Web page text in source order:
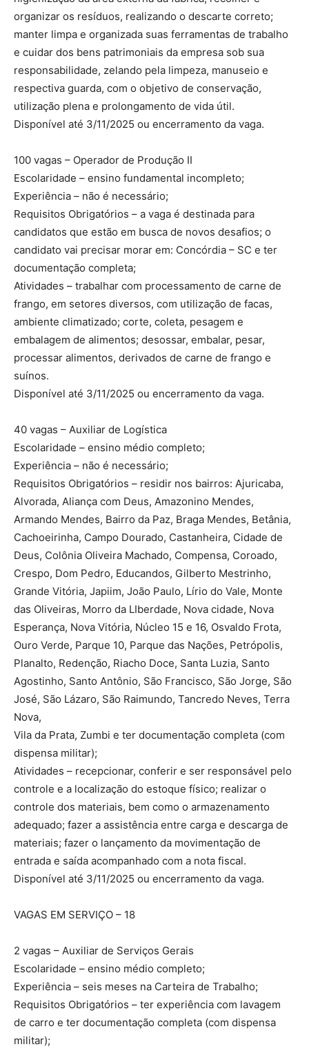
organizar os resíduos, realizando o descarte correto;
manter limpa e organizada suas ferramentas de trabalho
e cuidar dos bens patrimoniais da empresa sob sua
responsabilidade, zelando pela limpeza, manuseio e
respectiva guarda, com o objetivo de conservação,
utilização plena e prolongamento de vida útil.
Disponível até 3/11/2025 ou encerramento da vaga.
100 vagas – Operador de Produção II
Escolaridade – ensino fundamental incompleto;
Experiência – não é necessário;
Requisitos Obrigatórios – a vaga é destinada para
candidatos que estão em busca de novos desafios; o
candidato vai precisar morar em: Concórdia – SC e ter
documentação completa;
Atividades – trabalhar com processamento de carne de
frango, em setores diversos, com utilização de facas,
ambiente climatizado; corte, coleta, pesagem e
embalagem de alimentos; desossar, embalar, pesar,
processar alimentos, derivados de carne de frango e
suínos.
Disponível até 3/11/2025 ou encerramento da vaga.
40 vagas – Auxiliar de Logística
Escolaridade – ensino médio completo;
Experiência – não é necessário;
Requisitos Obrigatórios – residir nos bairros: Ajuricaba,
Alvorada, Aliança com Deus, Amazonino Mendes,
Armando Mendes, Bairro da Paz, Braga Mendes, Betânia,
Cachoeirinha, Campo Dourado, Castanheira, Cidade de
Deus, Colônia Oliveira Machado, Compensa, Coroado,
Crespo, Dom Pedro, Educandos, Gilberto Mestrinho,
Grande Vitória, Japiim, João Paulo, Lírio do Vale, Monte
das Oliveiras, Morro da LIberdade, Nova cidade, Nova
Esperança, Nova Vitória, Núcleo 15 e 16, Osvaldo Frota,
Ouro Verde, Parque 10, Parque das Nações, Petrópolis,
Planalto, Redenção, Riacho Doce, Santa Luzia, Santo
Agostinho, Santo Antônio, São Francisco, São Jorge, São
José, São Lázaro, São Raimundo, Tancredo Neves, Terra
Nova,
Vila da Prata, Zumbi e ter documentação completa (com
dispensa militar);
Atividades – recepcionar, conferir e ser responsável pelo
controle e a localização do estoque físico; realizar o
controle dos materiais, bem como o armazenamento
adequado; fazer a assistência entre carga e descarga de
materiais; fazer o lançamento da movimentação de
entrada e saída acompanhado com a nota fiscal.
Disponível até 3/11/2025 ou encerramento da vaga.
VAGAS EM SERVIÇO – 18
2 vagas – Auxiliar de Serviços Gerais
Escolaridade – ensino médio completo;
Experiência – seis meses na Carteira de Trabalho;
Requisitos Obrigatórios – ter experiência com lavagem
de carro e ter documentação completa (com dispensa
militar);